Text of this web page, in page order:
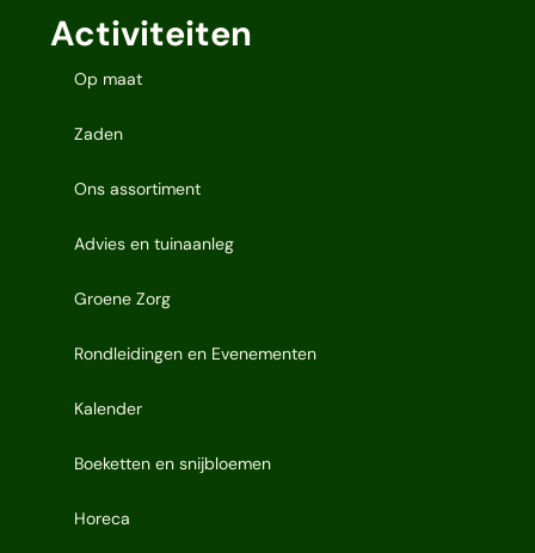
Activiteiten
Op maat
Zaden
Ons assortiment
Advies en tuinaanleg
Groene Zorg
Rondleidingen en Evenementen
Kalender
Boeketten en snijbloemen
Horeca